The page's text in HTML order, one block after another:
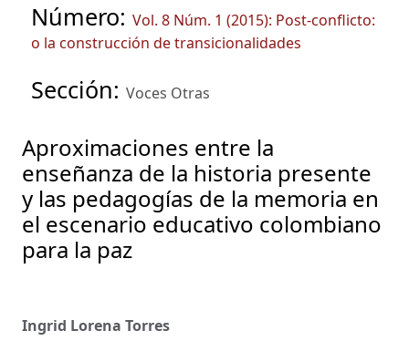
Número: Vol. 8 Núm. 1 (2015): Post-conflicto:
o la construcción de transicionalidades
Sección: Voces Otras
Aproximaciones entre la
enseñanza de la historia presente
y las pedagogías de la memoria en
el escenario educativo colombiano
para la paz
Ingrid Lorena Torres